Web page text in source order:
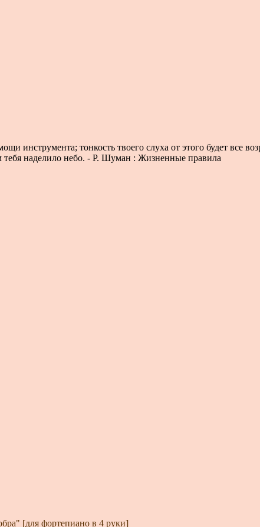
инструмента; тонкость твоего слуха от этого будет все
тебя наделило небо. - Р. Шуман : Жизненные правила
[для фортепиано в 4 руки]